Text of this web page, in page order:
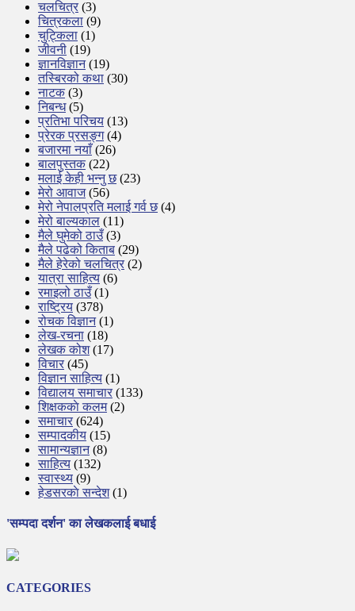
चलचित्र (3)
चित्रकला (9)
चुट्किला (1)
जीवनी (19)
ज्ञानविज्ञान(19)
तस्बिरको कथा (30)
नाटक(3)
निबन्ध(5)
प्रतिभा परिचय (13)
प्रेरक प्रसङ्ग(4)
बजारमा नयाँ(26)
बालपुस्तक(22)
मलाई केही भन्नु छ(23)
मेरो आवाज(56)
मेरो नेपालप्रति मलाई गर्व छ(4)
मेरो बाल्यकाल (11)
मैले घुमेको ठाउँ(3)
मैले पढेको किताब (29)
मैले हेरेको चलचित्र (2)
यात्रा साहित्य (6)
रमाइलो ठाउँ(1)
राष्ट्रिय (378)
रोचक विज्ञान(1)
लेख-रचना (18)
लेखक कोश(17)
विचार (45)
विज्ञान साहित्य (1)
विद्यालय समाचार (133)
शिक्षककाे कलम(2)
समाचार (624)
सम्पादकीय (15)
सामान्यज्ञान(8)
साहित्य (132)
स्वास्थ्य (9)
हेडसरकाे सन्देश(1)
'सम्पदा दर्शन' का लेखकलाई बधाई
CATEGORIES